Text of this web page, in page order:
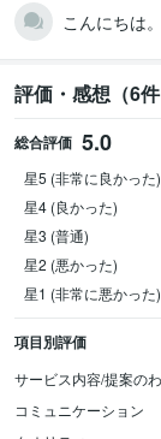
こんにちは
評価・感想（6
総合評価 5.0
星5 (非常に良かった)
星4 (良かった)
星3 (普通)
星2 (悪かった)
星1 (非常に悪かった)
項目別評価
サービス内容/提案の
コミュニケーション